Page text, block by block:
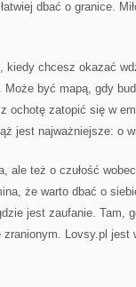
dbać o granice.
kiedy chcesz okazać
być mapą, gdy
ochotę zatopić się w
jest najważniejsze: o
ale też o czułość
że warto dbać o
jest zaufanie. Tam,
Lovsy.pl jest